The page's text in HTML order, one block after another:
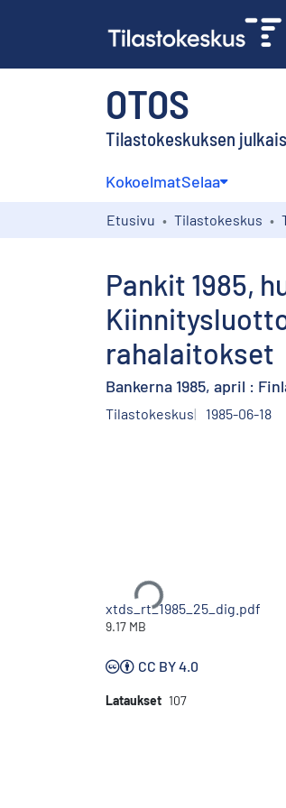
OTOS
Tilastokeskuksen
KokoelmatSelaa
Etusivu Tilastokeskus
Pankit 1985,
rahalaitokset
Bankerna 1985, april :
Tilastokeskus 1985-06-18
Ladataan...
xtds_rt_1985_25_dig.pdf
9.17 MB
CC BY 4.0
Lataukset 107